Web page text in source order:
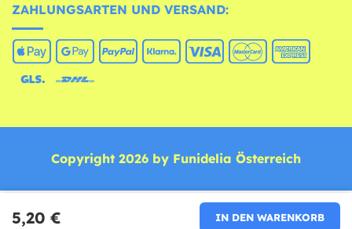
5,20 € IN DEN WARENKORB
ZAHLUNGSARTEN UND VERSAND:
Copyright 2026 by Funidelia Österreich